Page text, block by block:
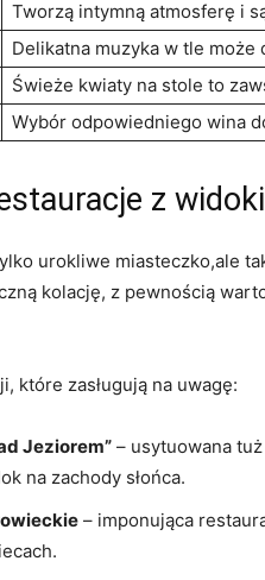
Tworzą intymną atmosferę i
Delikatna muzyka w tle
Świeże kwiaty na stole to
Wybór odpowiedniego wina
z
urokliwe miasteczko,ale
kolację, z pewnością
które zasługują na uwagę:
Jeziorem” – usytuowana
na zachody słońca.
– imponująca